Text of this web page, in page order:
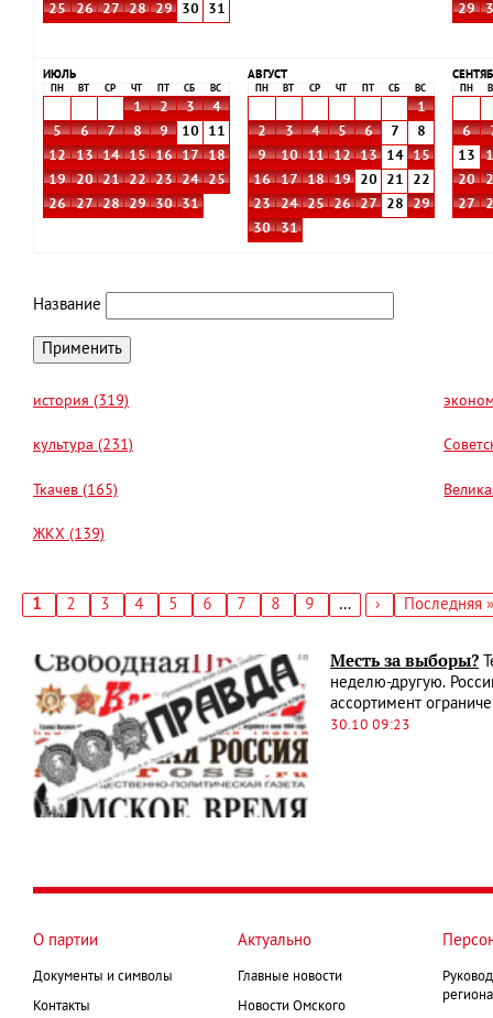
25
26 27 28 29 30 31
29
ИЮЛЬ
ПН ВТ СР ЧТ СБ ВС
1 2 3
4
5
6 7 8 9 10
11
12
13 14 15 16 17
18
19
20 21 22 23 24
25
26
27 28 29 30 31
АВГУСТ
ПН ВТ СР ЧТ СБ ВС
1
2
3 4 5 6 7
8
9
10 11 12 13 14
15
16
17 18 19 20 21
22
23
24 25 26 27 28
29
30
31
ПН
6
13
20
27
Название
история (319)
культура (231)
Ткачев (165)
ЖКХ (139)
Текущая
1 Страница
2 Страница
3 Страница
4 Страница
5 Страница
6 Страница
7 Страница
8 Страница
9 …
Следующая
›
Последняя
Последняя »
Месть за выборы?
неделю-другую.
ассортимент
30.10 09:23
О партии
Документы и символы
Контакты
Актуально
Главные новости
Новости Омского